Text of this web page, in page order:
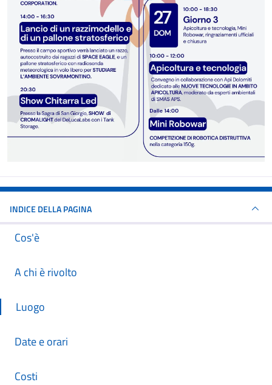
INDICE DELLA PAGINA
Cos'è
A chi è rivolto
Luogo
Date e orari
Costi